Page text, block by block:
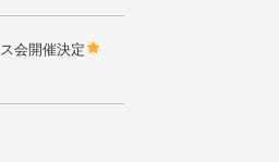
会開催決定